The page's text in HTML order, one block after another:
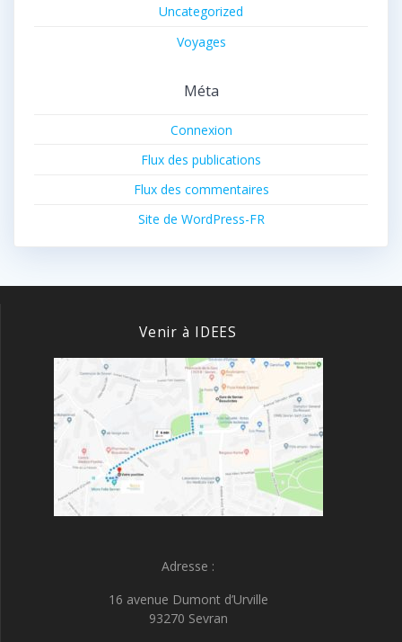
Uncategorized
Voyages
Méta
Connexion
Flux des publications
Flux des commentaires
Site de WordPress-FR
Venir à IDEES
Adresse :
16 avenue Dumont d’Urville
93270 Sevran